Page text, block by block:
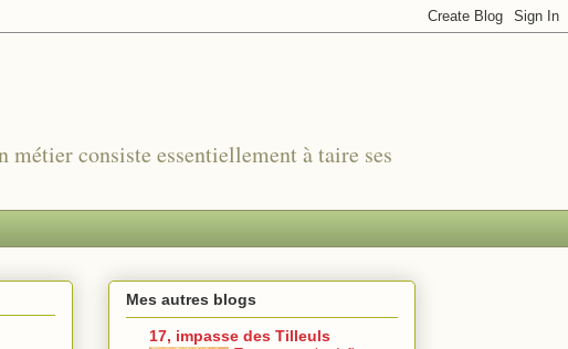
consiste essentiellement à taire ses
Mes autres blogs
17, impasse des Tilleuls